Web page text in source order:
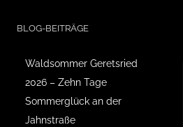
BLOG-BEITRÄGE
Waldsommer Geretsried
2026 – Zehn Tage
Sommerglück an der
Jahnstraße